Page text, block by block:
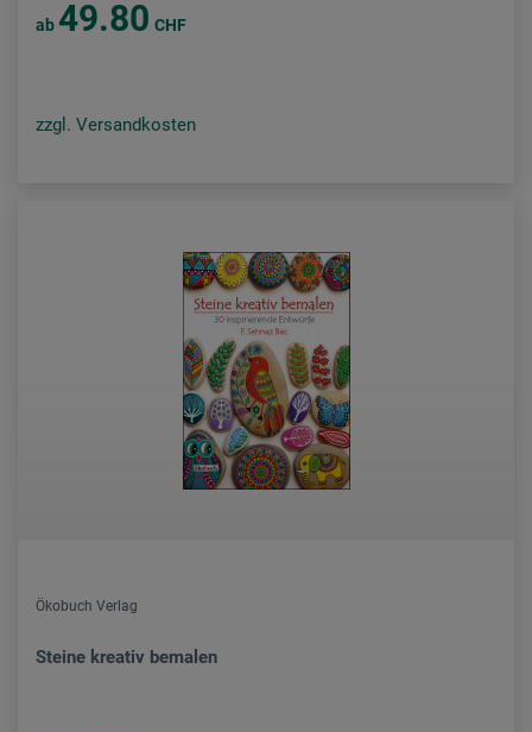
ab 49.80 CHF
zzgl. Versandkosten
Ökobuch Verlag
Steine kreativ bemalen